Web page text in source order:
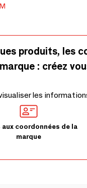
produits, les
: créez
les
aux coordonnées de la
marque